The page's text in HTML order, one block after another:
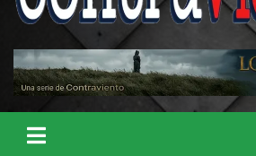
CONTRAVIENTO